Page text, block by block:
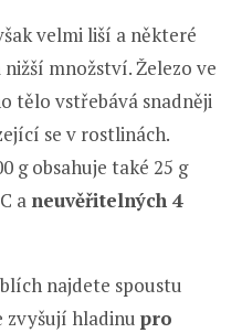
velmi liší a některé
množství. Železo ve
tělo vstřebává snadněji
se v rostlinách.
g obsahuje také 25 g
a neuvěřitelných 4
najdete spoustu
zvyšují hladinu pro